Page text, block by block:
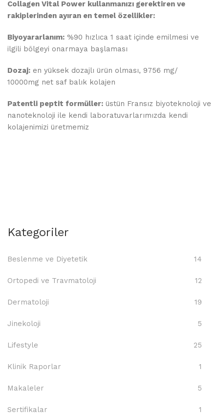
Kategoriler
Beslenme ve Diyetetik 14
Ortopedi ve Travmatoloji 12
Dermatoloji 19
Jinekoloji 5
Lifestyle 25
Klinik Raporlar 1
Makaleler 5
Sertifikalar 1
Collagen Vital Power kullanmanızı gerektiren ve
rakiplerinden ayıran en temel özellikler:
Biyoyararlanım: %90 hızlıca 1 saat içinde emilmesi ve
ilgili bölgeyi onarmaya başlaması
Dozaj: en yüksek dozajlı ürün olması, 9756 mg/
10000mg net saf balık kolajen
Patentli peptit formüller: üstün Fransız biyoteknoloji ve
nanoteknoloji ile kendi laboratuvarlarımızda kendi
kolajenimizi üretmemiz